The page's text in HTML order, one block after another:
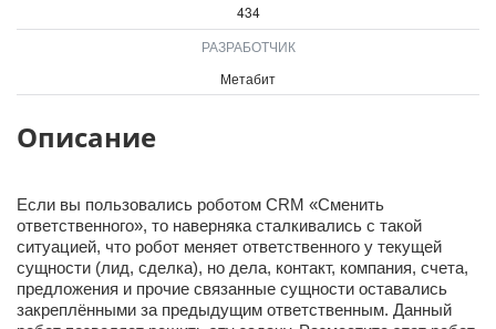
434
РАЗРАБОТЧИК
Метабит
Описание
Если вы пользовались роботом CRM «Сменить
ответственного»‎, то наверняка сталкивались с такой
ситуацией, что робот меняет ответственного у текущей
сущности (лид, сделка), но дела, контакт, компания, счета,
предложения и прочие связанные сущности оставались
закреплёнными за предыдущим ответственным. Данный